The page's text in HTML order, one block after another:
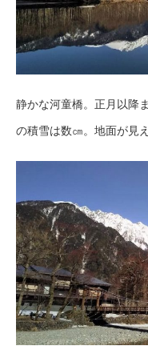
静かな河童橋。正月以降
の積雪は数㎝。地面が見